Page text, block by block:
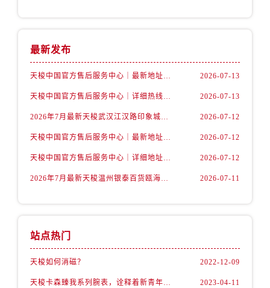
内蒙古自治区兴安盟市乌兰浩特市兴安大街售后服务中心（需提前预约）
山西省太原市迎泽区迎泽街道解放路15号亨得利名表维修授权店3楼售后服务中心（需提前预约）
最新发布
天梭中国官方售后服务中心｜最新地址与24小时服务电话权威信息通告（2026年7月最新） 2026-07-13
天梭中国官方售后服务中心｜详细热线电话及全部网点地址权威信息通知（2026年7月最新） 2026-07-13
2026年7月最新天梭武汉江汉路印象城维修保养服务电话 2026-07-12
天梭中国官方售后服务中心｜最新地址及官方客服热线权威信息通告（2026年7月最新） 2026-07-12
天梭中国官方售后服务中心｜详细地址与售后热线权威信息通知（2026年7月最新） 2026-07-12
2026年7月最新天梭温州银泰百货瓯海店维修保养服务电话 2026-07-11
站点热门
天梭如何消磁？ 2022-12-09
天梭卡森臻我系列腕表，诠释着新青年的生活态度 2023-04-11